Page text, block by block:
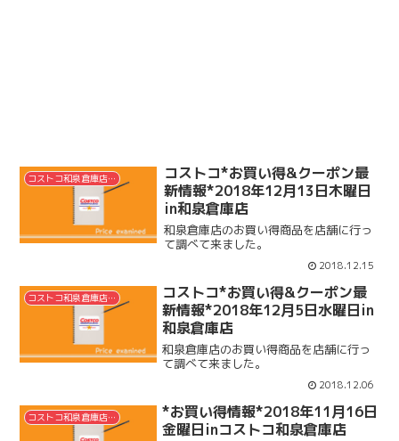
コストコ和泉倉庫店情報
コストコ*お買い得&クーポン最
新情報*2018年12月13日木曜日
in和泉倉庫店
和泉倉庫店のお買い得商品を店舗に行っ
て調べて来ました。
2018.12.15
コストコ和泉倉庫店情報
コストコ*お買い得&クーポン最
新情報*2018年12月5日水曜日in
和泉倉庫店
和泉倉庫店のお買い得商品を店舗に行っ
て調べて来ました。
2018.12.06
コストコ和泉倉庫店情報
*お買い得情報*2018年11月16日
金曜日inコストコ和泉倉庫店